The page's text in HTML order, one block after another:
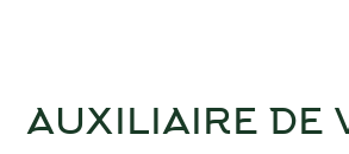
AUXILIAIRE DE